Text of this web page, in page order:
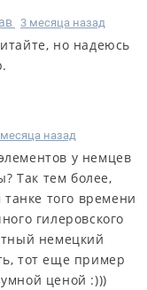
3 месяца назад
но надеюсь
назад
у немцев
Так тем более,
того времени
гилеровского
немецкий
тот еще пример
ценой :)))